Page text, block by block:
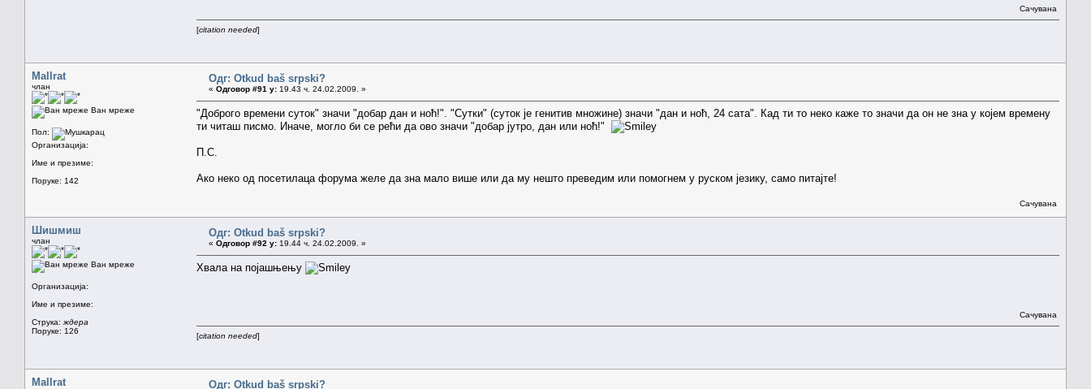
Сачувана
[citation needed]
Mallrat
члан
Ван мреже
Пол:
Организација:
Име и презиме:
Поруке: 142
Одг: Otkud baš srpski?
« Одговор #91 у: 19.43 ч. 24.02.2009. »
"Доброго времени суток" значи "добар дан и ноћ!". "Сутки" (суток је генитив множине) значи "дан и ноћ, 24 сата". Кад ти то неко каже то значи да он не зна у којем времену
ти читаш писмо. Иначе, могло би се рећи да ово значи "добар јутро, дан или ноћ!"
П.С.
Ако неко од посетилаца форума желе да зна мало више или да му нешто преведим или помогнем у руском језику, само питајте!
Сачувана
Шишмиш
члан
Ван мреже
Организација:
Име и презиме:
Струка: ждера
Поруке: 126
Одг: Otkud baš srpski?
« Одговор #92 у: 19.44 ч. 24.02.2009. »
Хвала на појашњењу
Сачувана
[citation needed]
Mallrat Одг: Otkud baš srpski?